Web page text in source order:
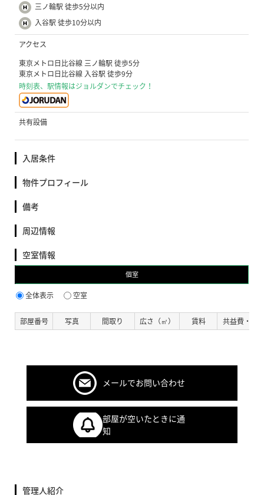
三ノ輪駅 徒歩5分以内
入谷駅 徒歩10分以内
アクセス
東京メトロ日比谷線 三ノ輪駅 徒歩5分
東京メトロ日比谷線 入谷駅 徒歩9分
時刻表、駅情報はジョルダンでチェック！
共有設備
入居条件
物件プロフィール
備考
周辺情報
空室情報
個室
全体表示 空室
部屋番号 写真 間取り 広さ（㎡） 賃料 共益費・管
メールでお問い合わせ
部屋が空いたときに通
知
管理人紹介